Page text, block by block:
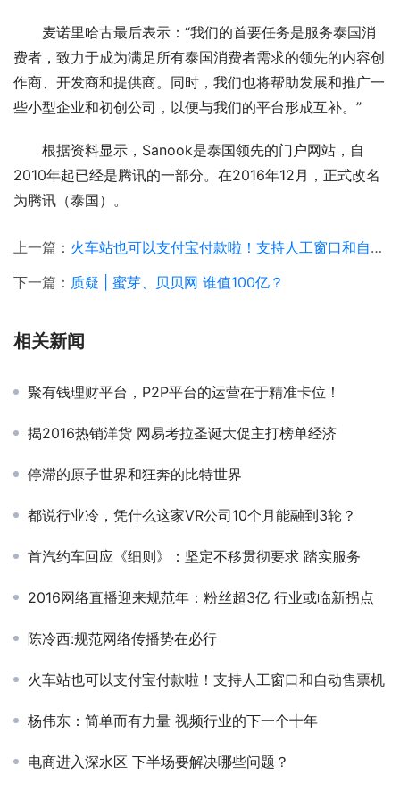
麦诺里哈古最后表示：“我们的首要任务是服务泰国消
费者，致力于成为满足所有泰国消费者需求的领先的内容创
作商、开发商和提供商。同时，我们也将帮助发展和推广一
些小型企业和初创公司，以便与我们的平台形成互补。”
根据资料显示，Sanook是泰国领先的门户网站，自
2010年起已经是腾讯的一部分。在2016年12月，正式改名
为腾讯（泰国）。
上一篇： 火车站也可以支付宝付款啦！支持人工窗口和自动售票机
下一篇： 质疑 | 蜜芽、贝贝网 谁值100亿？
相关新闻
聚有钱理财平台，P2P平台的运营在于精准卡位！
揭2016热销洋货 网易考拉圣诞大促主打榜单经济
停滞的原子世界和狂奔的比特世界
都说行业冷，凭什么这家VR公司10个月能融到3轮？
首汽约车回应《细则》：坚定不移贯彻要求 踏实服务
2016网络直播迎来规范年：粉丝超3亿 行业或临新拐点
陈冷西:规范网络传播势在必行
火车站也可以支付宝付款啦！支持人工窗口和自动售票机
杨伟东：简单而有力量 视频行业的下一个十年
电商进入深水区 下半场要解决哪些问题？